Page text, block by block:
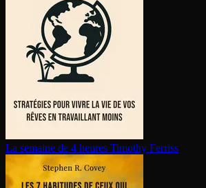
La semaine de 4 heures Timothy Ferriss